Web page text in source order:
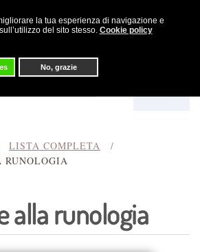
la tua esperienza di navigazione e
del sito stesso. Cookie policy
No, grazie
LISTA COMPLETA
alla runologia